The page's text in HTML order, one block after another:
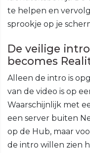
te helpen en
sprookje op je
De veilige
becomes
Alleen de intro is
van de video is op
Waarschijnlijk met
een server buiten
op de Hub, maar
de intro willen zien